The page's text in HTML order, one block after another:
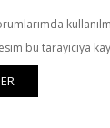
bu tarayıcıya